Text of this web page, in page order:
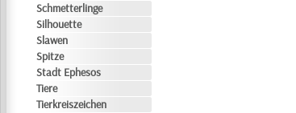
Schmetterlinge
Silhouette
Slawen
Spitze
Stadt Ephesos
Tiere
Tierkreiszeichen